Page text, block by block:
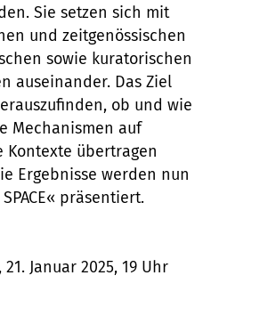
Sie setzen sich mit
und zeitgenössischen
sowie kuratorischen
auseinander. Das Ziel
ob und wie
Mechanismen auf
Kontexte übertragen
Ergebnisse werden nun
präsentiert.
Januar 2025, 19 Uhr